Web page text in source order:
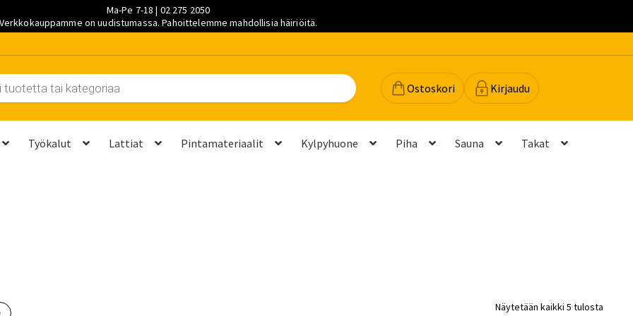
Ma-Pe 7-18 | 02 275 2050
Verkkokauppamme on uudistumassa. Pahoittelemme mahdollisia häiriöitä.
Ostoskori Kirjaudu
Työkalut Lattiat Pintamateriaalit Kylpyhuone Piha Sauna
Takat
kannattaa vaihtaa?
Näytetään kaikki 5 tulosta